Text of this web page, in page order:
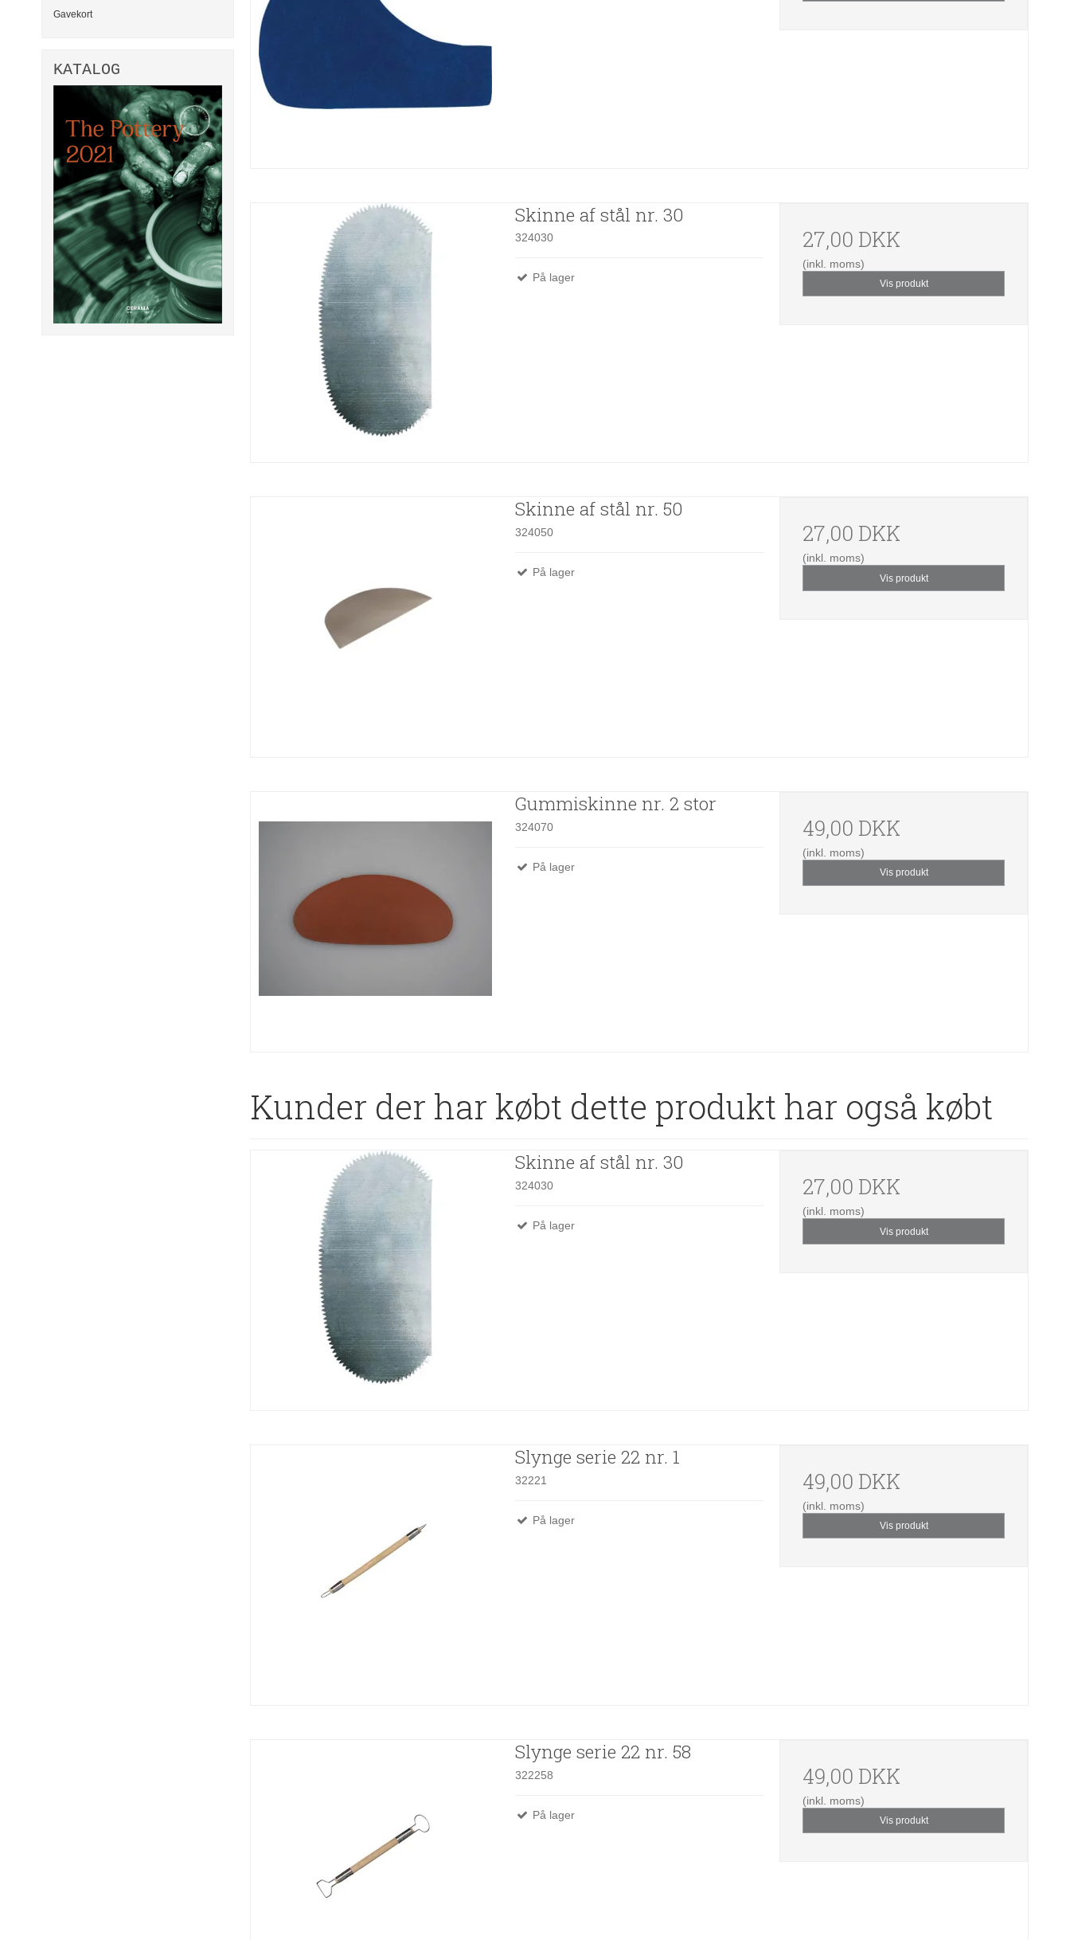
Gavekort
KATALOG
Skinne af stål nr. 30
324030
På lager
27,00 DKK
(inkl. moms)
Vis produkt
Skinne af stål nr. 50
324050
På lager
27,00 DKK
(inkl. moms)
Vis produkt
Gummiskinne nr. 2 stor
324070
På lager
49,00 DKK
(inkl. moms)
Vis produkt
Kunder der har købt dette produkt har også købt
Skinne af stål nr. 30
324030
På lager
27,00 DKK
(inkl. moms)
Vis produkt
Slynge serie 22 nr. 1
32221
På lager
49,00 DKK
(inkl. moms)
Vis produkt
Slynge serie 22 nr. 58
322258
På lager
49,00 DKK
(inkl. moms)
Vis produkt